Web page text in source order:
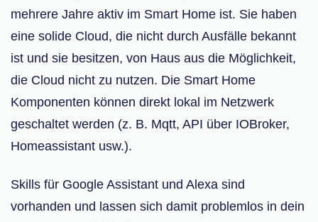
mehrere Jahre aktiv im Smart Home ist. Sie haben
eine solide Cloud, die nicht durch Ausfälle bekannt
ist und sie besitzen, von Haus aus die Möglichkeit,
die Cloud nicht zu nutzen. Die Smart Home
Komponenten können direkt lokal im Netzwerk
geschaltet werden (z. B. Mqtt, API über IOBroker,
Homeassistant usw.).
Skills für Google Assistant und Alexa sind
vorhanden und lassen sich damit problemlos in dein